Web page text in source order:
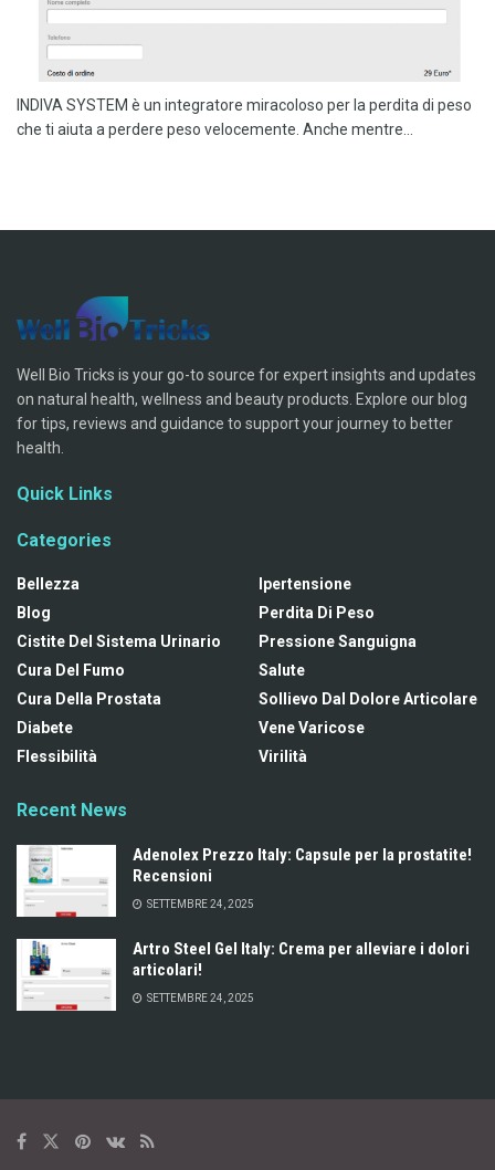
INDIVA SYSTEM è un integratore miracoloso per la perdita di peso
che ti aiuta a perdere peso velocemente. Anche mentre...
Well Bio Tricks is your go-to source for expert insights and updates
on natural health, wellness and beauty products. Explore our blog
for tips, reviews and guidance to support your journey to better
health.
Quick Links
Categories
Bellezza
Blog
Cistite Del Sistema Urinario
Cura Del Fumo
Cura Della Prostata
Diabete
Flessibilità
Ipertensione
Perdita Di Peso
Pressione Sanguigna
Salute
Sollievo Dal Dolore Articolare
Vene Varicose
Virilità
Recent News
Adenolex Prezzo Italy: Capsule per la prostatite!
Recensioni
SETTEMBRE 24, 2025
Artro Steel Gel Italy: Crema per alleviare i dolori
articolari!
SETTEMBRE 24, 2025